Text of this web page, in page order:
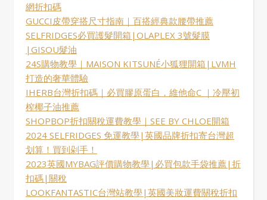
網折扣碼
GUCCI皮帶穿搭尺寸指南｜百搭經典款腰帶推薦
SELFRIDGES必買護髮開箱|OLAPLEX 3號髮膜
|GISOU髮油
24S購物教學｜MAISON KITSUNÉ小狐狸開箱|LVMH
打造的奢華體驗
IHERB台灣折扣碼｜必買膠原蛋白，維他命C ｜冷壓初
榨椰子油推薦
SHOPBOP折扣關稅運費教學｜SEE BY CHLOE開箱
2024 SELFRIDGES 免運教學|英國品牌折扣寄台灣超
划算！買到剁手！
2023英國MYBAG評價購物教學|必買包款手袋推薦|折
扣碼|關稅
LOOKFANTASTIC台灣站教學|英國美妝運費關稅折扣